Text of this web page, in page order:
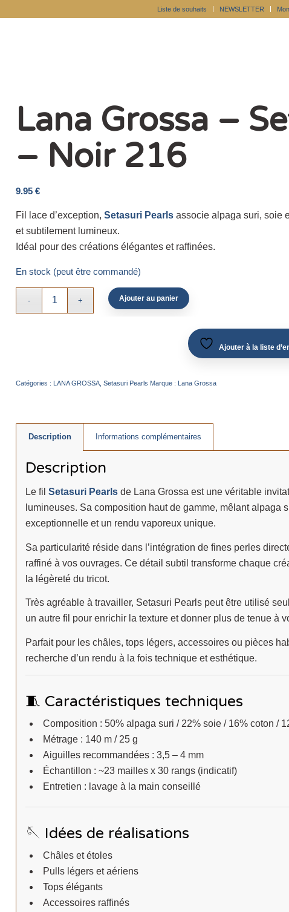
Liste de souhaits NEWSLETTER
Lana Grossa –
– Noir 216
9.95 €
Fil lace d’exception, Setasuri Pearlsassocie alpaga suri, soie
et subtilement lumineux.
Idéal pour des créations élégantes et raffinées.
En stock (peut être commandé)
Ajouter au panier
Ajouter à la liste
Catégories : LANA GROSSA, Setasuri Pearls Marque : Lana Grossa
Description Informations complémentaires
Description
Le fil Setasuri Pearlsde Lana Grossa est une véritable
lumineuses. Sa composition haut de gamme, mêlant alpaga
exceptionnelle et un rendu vaporeux unique.
Sa particularité réside dans l’intégration de fines perles
raffiné à vos ouvrages. Ce détail subtil transforme chaque
la légèreté du tricot.
Très agréable à travailler, Setasuri Pearls peut être utilisé
un autre fil pour enrichir la texture et donner plus de tenue à
Parfait pour les châles, tops légers, accessoires ou pièces
recherche d’un rendu à la fois technique et esthétique.
🧵 Caractéristiques techniques
Composition : 50% alpaga suri / 22% soie / 16% coton /
Métrage : 140 m / 25 g
Aiguilles recommandées : 3,5 – 4 mm
Échantillon : ~23 mailles x 30 rangs (indicatif)
Entretien : lavage à la main conseillé
🪡 Idées de réalisations
Châles et étoles
Pulls légers et aériens
Tops élégants
Accessoires raffinés